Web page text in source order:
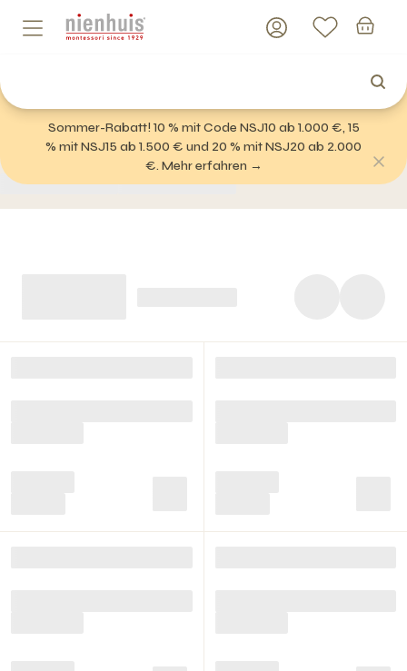
Sommer-Rabatt! 10 % mit Code NSJ10 ab 1.000 €, 15
% mit NSJ15 ab 1.500 € und 20 % mit NSJ20 ab 2.000
€. Mehr erfahren →